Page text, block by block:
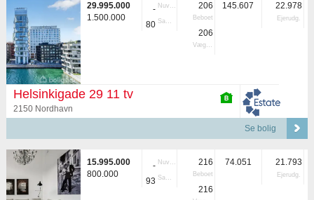
29.995.000
1.500.000
- Nuvær.
80 Samlet
206
Beboet
206
Vægtet
145.607 22.978
Ejerudg.
Helsinkigade 29 11 tv
2150 Nordhavn
Se bolig
15.995.000
800.000
- Nuvær.
93 Samlet
216
Beboet
216
74.051 21.793
Ejerudg.